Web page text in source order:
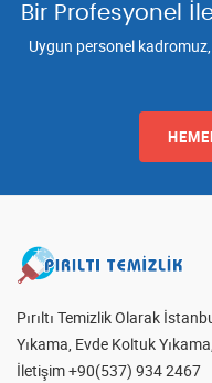
Bir Profesyonel
Uygun personel
Pırıltı Temizlik Olarak
Yıkama, Evde Koltuk
İletişim +90(537) 934 2467